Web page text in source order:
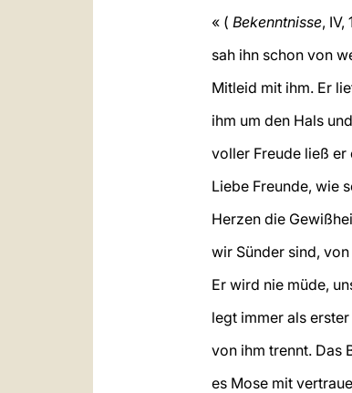
« ( Bekenntnisse, IV,
sah ihn schon von
Mitleid mit ihm. Er
ihm um den Hals
voller Freude ließ er
Liebe Freunde, wie
Herzen die
wir Sünder sind,
Er wird nie müde,
legt immer als
von ihm trennt. Das
es Mose mit